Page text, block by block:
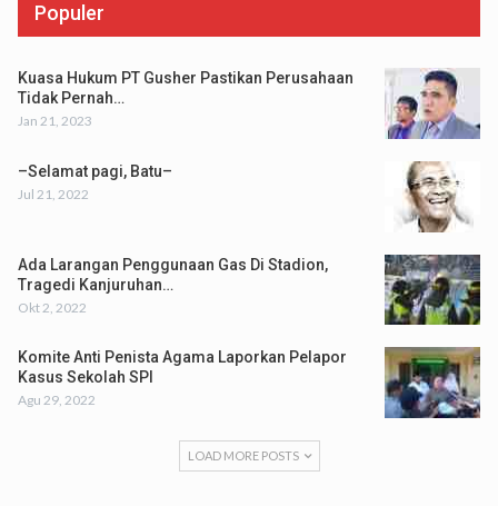
Populer
Kuasa Hukum PT Gusher Pastikan Perusahaan
Tidak Pernah…
Jan 21, 2023
–Selamat pagi, Batu–
Jul 21, 2022
Ada Larangan Penggunaan Gas Di Stadion,
Tragedi Kanjuruhan…
Okt 2, 2022
Komite Anti Penista Agama Laporkan Pelapor
Kasus Sekolah SPI
Agu 29, 2022
LOAD MORE POSTS